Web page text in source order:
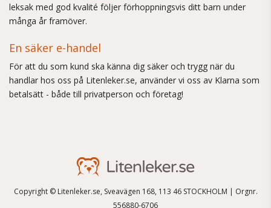
leksak med god kvalité följer förhoppningsvis ditt barn under
många år framöver.
En säker e-handel
För att du som kund ska känna dig säker och trygg när du
handlar hos oss på Litenleker.se, använder vi oss av Klarna som
betalsätt - både till privatperson och företag!
Copyright © Litenleker.se, Sveavägen 168, 113 46 STOCKHOLM | Orgnr.
556880-6706